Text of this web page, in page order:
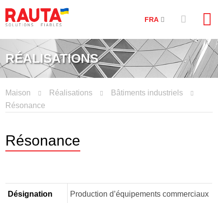
FRA
RÉALISATIONS
Maison Réalisations
Bâtiments industriels
Résonance
Résonance
Désignation Production d’équipements commerciaux